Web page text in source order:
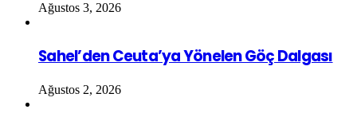
Ağustos 3, 2026
Sahel’den Ceuta’ya Yönelen Göç Dalgası
Ağustos 2, 2026